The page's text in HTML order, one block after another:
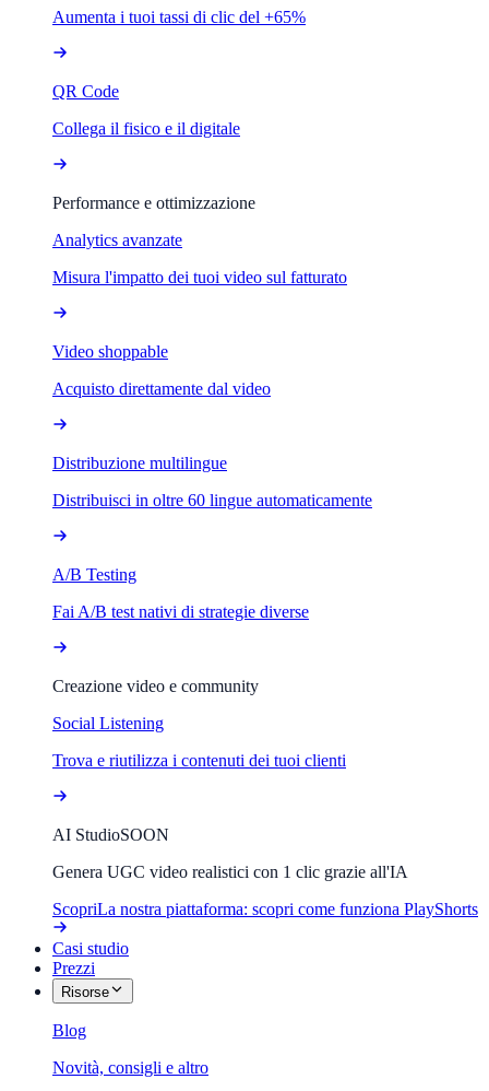
Aumenta i tuoi tassi di clic del +65%
QR Code
Collega il fisico e il digitale
Performance e ottimizzazione
Analytics avanzate
Misura l'impatto dei tuoi video sul fatturato
Video shoppable
Acquisto direttamente dal video
Distribuzione multilingue
Distribuisci in oltre 60 lingue automaticamente
A/B Testing
Fai A/B test nativi di strategie diverse
Creazione video e community
Social Listening
Trova e riutilizza i contenuti dei tuoi clienti
AI StudioSOON
Genera UGC video realistici con 1 clic grazie all'IA
ScopriLa nostra piattaforma: scopri come funziona PlayShorts
Casi studio
Prezzi
Risorse
Blog
Novità, consigli e altro